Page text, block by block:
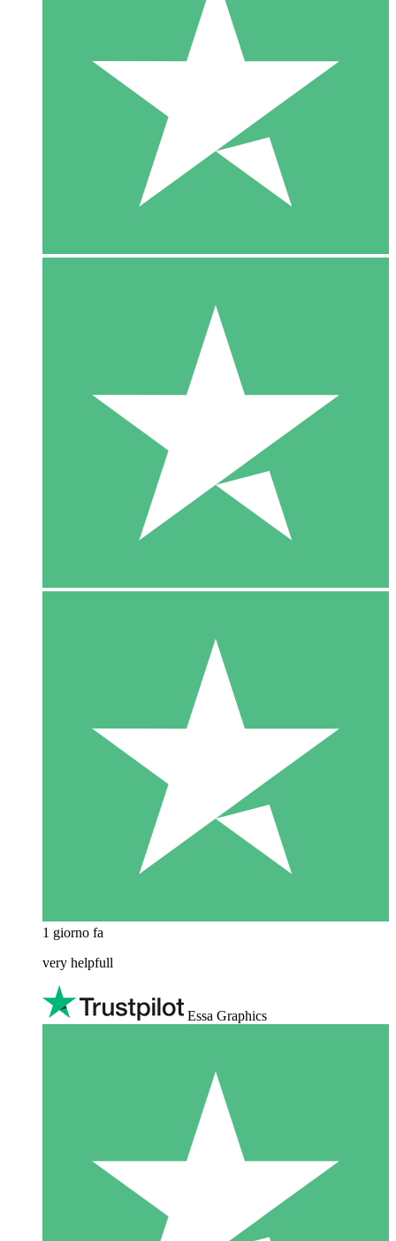
1 giorno fa
very helpfull
Essa Graphics